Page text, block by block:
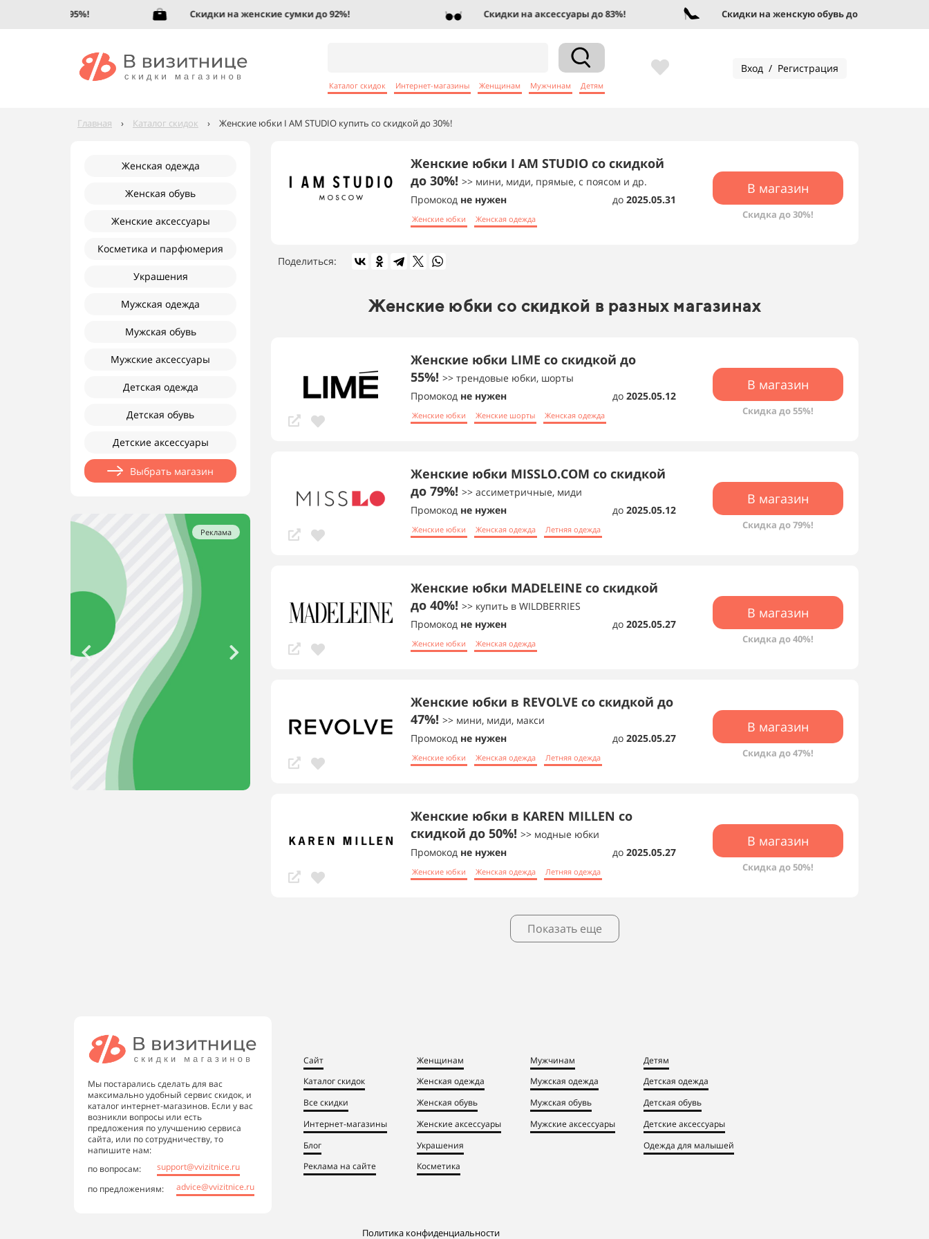
обувь до 95%! Скидки на женские сумки до 92%! Скидки на аксессуары до 83%! Скидки на женскую обувь до 95%!
Каталог скидок Интернет-магазины Женщинам Мужчинам Детям
Вход / Регистрация
Главная › Каталог скидок › Женские юбки I AM STUDIO купить со скидкой до 30%!
Женская одежда
Женская обувь
Женские аксессуары
Косметика и парфюмерия
Украшения
Мужская одежда
Мужская обувь
Мужские аксессуары
Детская одежда
Детская обувь
Детские аксессуары
Выбрать магазин
Реклама
Женские юбки I AM STUDIO со скидкой
до 30%! >> мини, миди, прямые, с поясом и др.
Промокод не нужен до 2025.05.31
Женские юбки Женская одежда
В магазин
Скидка до 30%!
Поделиться:
Женские юбки со скидкой в разных магазинах
Женские юбки LIME со скидкой до
55%! >> трендовые юбки, шорты
Промокод не нужен до 2025.05.12
Женские юбки Женские шорты Женская одежда
В магазин
Скидка до 55%!
Женские юбки MISSLO.COM со скидкой
до 79%! >> ассиметричные, миди
Промокод не нужен до 2025.05.12
Женские юбки Женская одежда Летняя одежда
В магазин
Скидка до 79%!
Женские юбки MADELEINE со скидкой
до 40%! >> купить в WILDBERRIES
Промокод не нужен до 2025.05.27
Женские юбки Женская одежда
В магазин
Скидка до 40%!
Женские юбки в REVOLVE со скидкой до
47%! >> мини, миди, макси
Промокод не нужен до 2025.05.27
Женские юбки Женская одежда Летняя одежда
В магазин
Скидка до 47%!
Женские юбки в KAREN MILLEN со
скидкой до 50%! >> модные юбки
Промокод не нужен до 2025.05.27
Женские юбки Женская одежда Летняя одежда
В магазин
Скидка до 50%!
Показать еще
Мы постарались сделать для вас
максимально удобный сервис скидок, и
каталог интернет-магазинов. Если у вас
возникли вопросы или есть
предложения по улучшению сервиса
сайта, или по сотрудничеству, то
напишите нам:
по вопросам:
support@vvizitnice.ru
по предложениям:
advice@vvizitnice.ru
Сайт
Каталог скидок
Все скидки
Интернет-магазины
Блог
Реклама на сайте
Женщинам
Женская одежда
Женская обувь
Женские аксессуары
Украшения
Косметика
Мужчинам
Мужская одежда
Мужская обувь
Мужские аксессуары
Детям
Детская одежда
Детская обувь
Детские аксессуары
Одежда для малышей
Политика конфиденциальности